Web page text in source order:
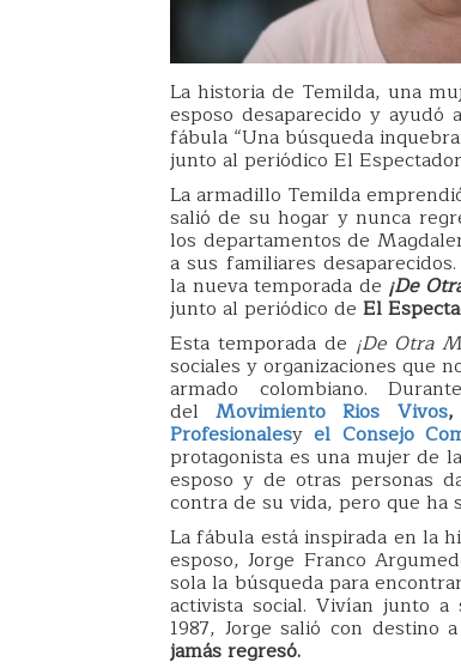
La historia de Temilda, una
esposo desaparecido y
fábula “Una búsqueda
junto al periódico El
La armadillo Temilda
salió de su hogar y nunca
los departamentos de
a sus familiares
la nueva temporada de ¡De
junto al periódico de El
Esta temporada de ¡De Otra
sociales y organizaciones que
armado colombiano.
delMovimiento Rios Vivos,
Profesionalesyel Consejo
protagonista es una mujer de
esposo y de otras personas
contra de su vida, pero que ha
La fábula está inspirada en la
esposo, Jorge Franco
sola la búsqueda para
activista social. Vivían junto
1987, Jorge salió con destino
jamás regresó.